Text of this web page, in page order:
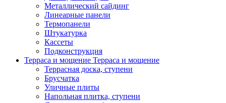
Металлический сайдинг
Линеарные панели
Термопанели
Штукатурка
Кассеты
Подконструкция
Терраса и мощение Терраса и мощение
Террасная доска, ступени
Брусчатка
Уличные плиты
Напольная плитка, ступени